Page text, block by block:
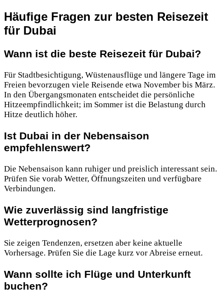
Häufige Fragen zur besten Reisezeit
für Dubai
Wann ist die beste Reisezeit für Dubai?
Für Stadtbesichtigung, Wüstenausflüge und längere Tage im
Freien bevorzugen viele Reisende etwa November bis März.
In den Übergangsmonaten entscheidet die persönliche
Hitzeempfindlichkeit; im Sommer ist die Belastung durch
Hitze deutlich höher.
Ist Dubai in der Nebensaison
empfehlenswert?
Die Nebensaison kann ruhiger und preislich interessant sein.
Prüfen Sie vorab Wetter, Öffnungszeiten und verfügbare
Verbindungen.
Wie zuverlässig sind langfristige
Wetterprognosen?
Sie zeigen Tendenzen, ersetzen aber keine aktuelle
Vorhersage. Prüfen Sie die Lage kurz vor Abreise erneut.
Wann sollte ich Flüge und Unterkunft
buchen?